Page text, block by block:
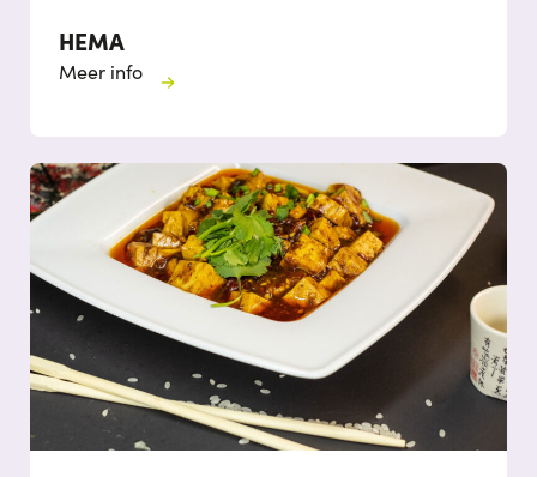
HEMA
Meer info